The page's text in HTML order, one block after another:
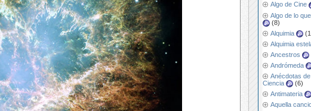
Algo de Cine
Algo de lo
(8)
Alquimia
Alquimia
Ancestros
Andrómeda
Anécdotas
Ciencia
(6)
Antimateria
Aquella